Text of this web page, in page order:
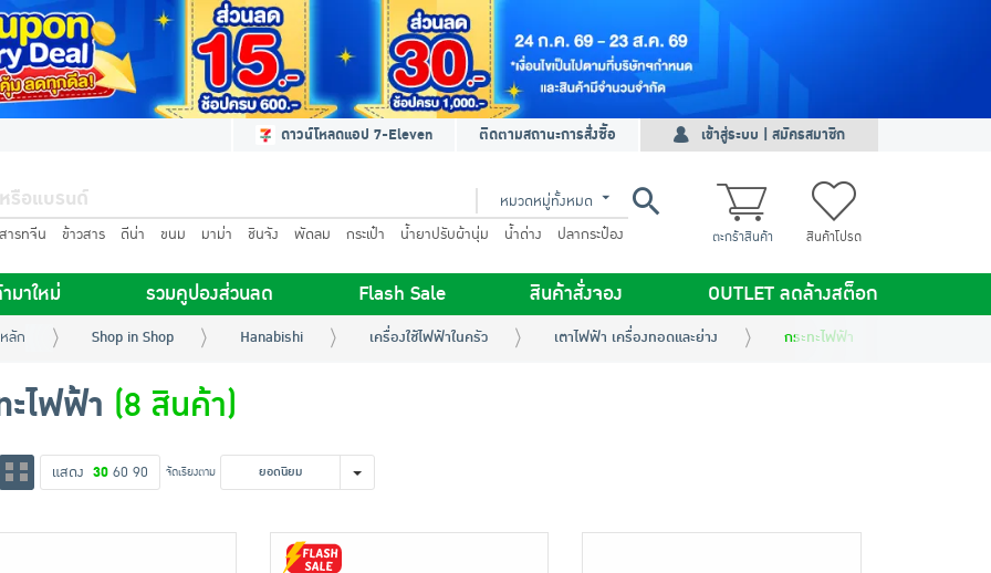
ดาวน์โหลดแอป 7-Eleven ติดตามสถานะการสั่งซื้อ เข้าสู่ระบบ | สมัครสมาชิก
หมวดหมู่ทั้งหมด
ารทจีน ข้าวสาร ดีน่า ขนม มาม่า ชินจัง พัดลม กระเป๋า น้ำยาปรับผ้านุ่ม น้ำด่าง ปลากระป๋อง ตะกร้าสินค้า สินค้าโปรด
มาใหม่ รวมคูปองส่วนลด Flash Sale สินค้าสั่งจอง OUTLET ลดล้างสต็อก
ลัก Shop in Shop Hanabishi เครื่องใช้ไฟฟ้าในครัว เตาไฟฟ้า เครื่องทอดและย่าง กระทะไฟฟ้า
ะไฟฟ้า (8 สินค้า)
แสดง 30 60 90 จัดเรียงตาม ยอดนิยม